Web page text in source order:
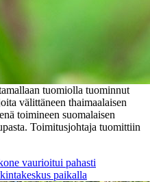
tuomiolla tuominnut
välittäneen thaimaalaisen
toimineen suomalaisen
Toimitusjohtaja tuomittiin
vaurioitui pahasti
paikalla